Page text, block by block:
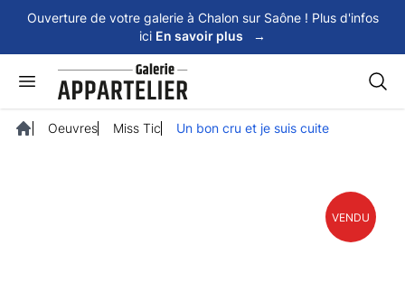
Ouverture de votre galerie à Chalon sur Saône ! Plus d'infos
ici En savoir plus →
Oeuvres Miss Tic Un bon cru et je suis cuite
VENDU
Panneau de gestion des cookies